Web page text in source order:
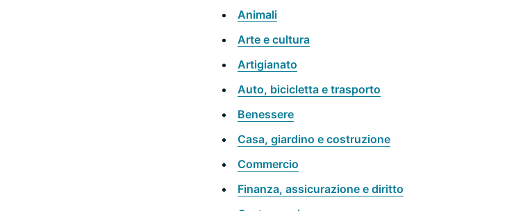
Animali
Arte e cultura
Artigianato
Auto, bicicletta e trasporto
Benessere
Casa, giardino e costruzione
Commercio
Finanza, assicurazione e diritto